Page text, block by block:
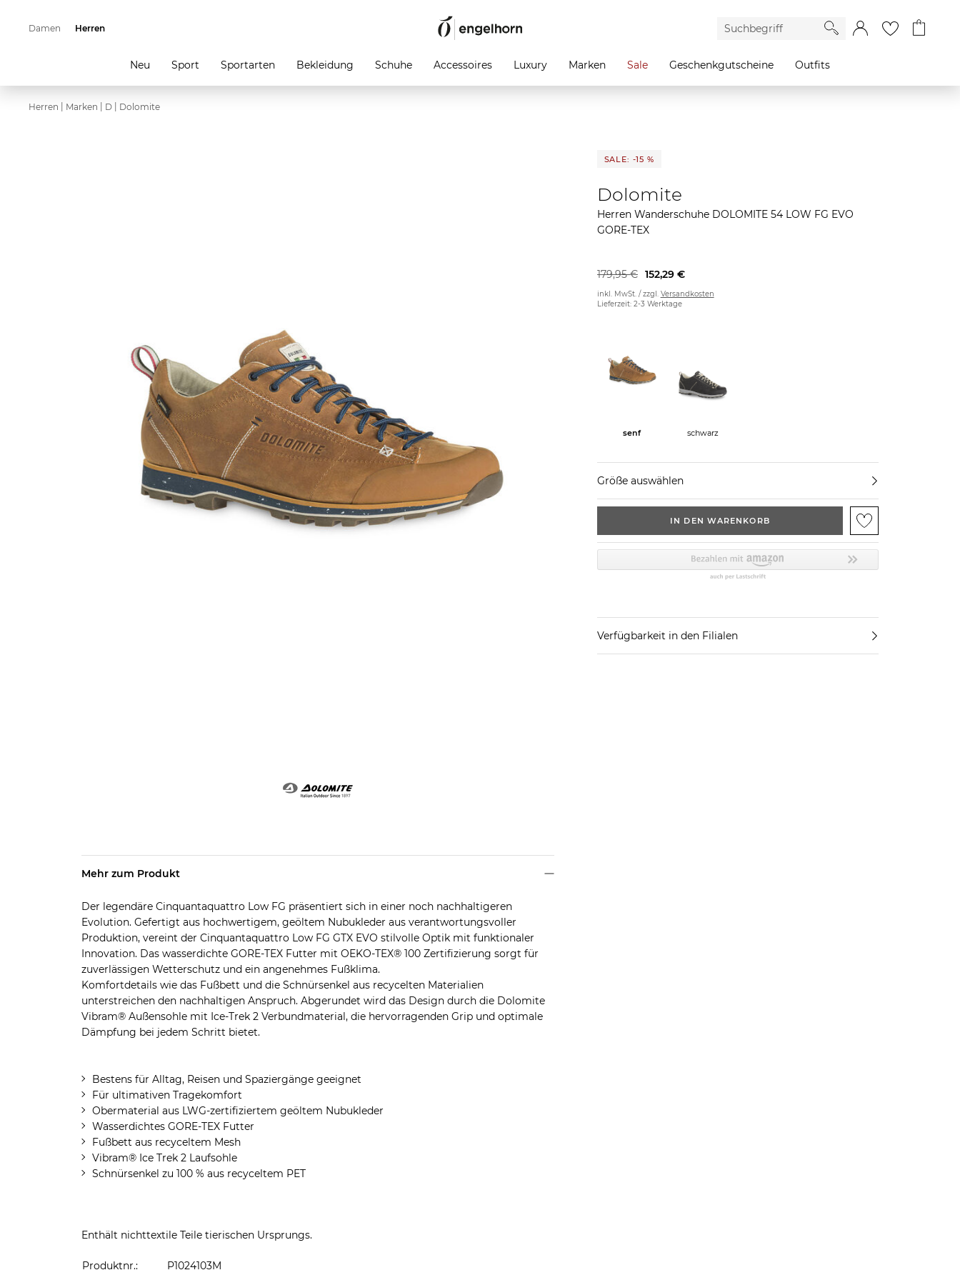
Damen Herren
Neu Sport Sportarten Bekleidung Schuhe Accessoires Luxury Marken Sale Geschenkgutscheine Outfits
Herren Marken D Dolomite
SALE: -15 %
Dolomite
Herren Wanderschuhe DOLOMITE 54 LOW FG EVO
GORE-TEX
152,29 €
179,95 €
inkl. MwSt. / zzgl. Versandkosten
Lieferzeit: 2-3 Werktage
senf schwarz
Größe auswählen
IN DEN WARENKORB
Verfügbarkeit in den Filialen
Mehr zum Produkt
Der legendäre Cinquantaquattro Low FG präsentiert sich in einer noch nachhaltigeren
Evolution. Gefertigt aus hochwertigem, geöltem Nubukleder aus verantwortungsvoller
Produktion, vereint der Cinquantaquattro Low FG GTX EVO stilvolle Optik mit funktionaler
Innovation. Das wasserdichte GORE-TEX Futter mit OEKO-TEX® 100 Zertifizierung sorgt für
zuverlässigen Wetterschutz und ein angenehmes Fußklima.
Komfortdetails wie das Fußbett und die Schnürsenkel aus recycelten Materialien
unterstreichen den nachhaltigen Anspruch. Abgerundet wird das Design durch die Dolomite
Vibram® Außensohle mit Ice-Trek 2 Verbundmaterial, die hervorragenden Grip und optimale
Dämpfung bei jedem Schritt bietet.
Bestens für Alltag, Reisen und Spaziergänge geeignet
Für ultimativen Tragekomfort
Obermaterial aus LWG-zertifiziertem geöltem Nubukleder
Wasserdichtes GORE-TEX Futter
Fußbett aus recyceltem Mesh
Vibram® Ice Trek 2 Laufsohle
Schnürsenkel zu 100 % aus recyceltem PET
Enthält nichttextile Teile tierischen Ursprungs.
Produktnr.: P1024103M